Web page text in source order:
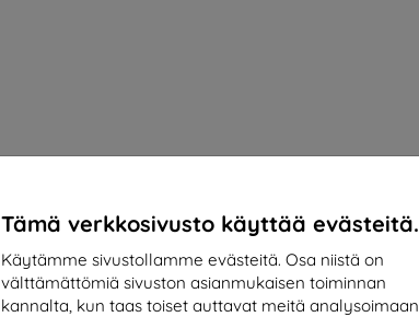
Tämä verkkosivusto käyttää evästeitä.
Käytämme sivustollamme evästeitä. Osa niistä on
välttämättömiä sivuston asianmukaisen toiminnan
kannalta, kun taas toiset auttavat meitä analysoimaan